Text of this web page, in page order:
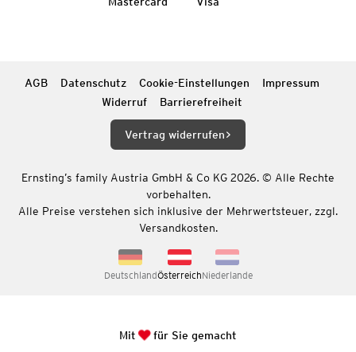
AGB Datenschutz Cookie-Einstellungen
Impressum
Widerruf
Barrierefreiheit
Vertrag widerrufen
Ernsting’s family Austria GmbH & Co KG 2026. © Alle Rechte
vorbehalten.
Alle Preise verstehen sich inklusive der Mehrwertsteuer, zzgl.
Versandkosten.
DeutschlandÖsterreichNiederlande
Mit für Sie gemacht